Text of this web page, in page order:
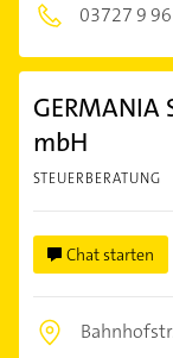
03727 9
mbH
STEUERBERATUNG
Chat starten